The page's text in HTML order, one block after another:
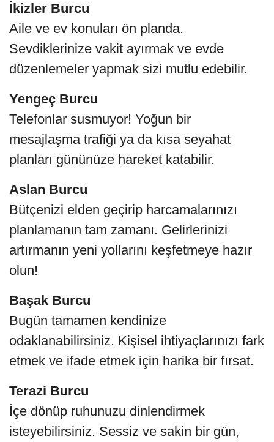
İkizler Burcu
Aile ve ev konuları ön planda.
Sevdiklerinize vakit ayırmak ve evde
düzenlemeler yapmak sizi mutlu edebilir.
Yengeç Burcu
Telefonlar susmuyor! Yoğun bir
mesajlaşma trafiği ya da kısa seyahat
planları gününüze hareket katabilir.
Aslan Burcu
Bütçenizi elden geçirip harcamalarınızı
planlamanın tam zamanı. Gelirlerinizi
artırmanın yeni yollarını keşfetmeye hazır
olun!
Başak Burcu
Bugün tamamen kendinize
odaklanabilirsiniz. Kişisel ihtiyaçlarınızı fark
etmek ve ifade etmek için harika bir fırsat.
Terazi Burcu
İçe dönüp ruhunuzu dinlendirmek
isteyebilirsiniz. Sessiz ve sakin bir gün,